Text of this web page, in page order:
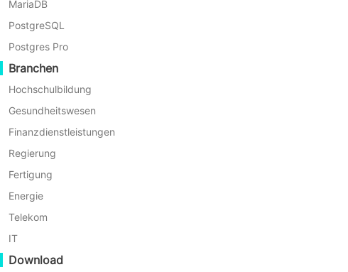
MariaDB
PostgreSQL
Postgres Pro
Branchen
Hochschulbildung
Gesundheitswesen
Finanzdienstleistungen
Regierung
Fertigung
Energie
Telekom
IT
Download
RHV/RHEV vs. oVirt
Bevor Sie oVirt als Alternative zur Virtualisierung auswählen,
Funktionsvergleich erhalten.
Funktion
Hypervisor
Verwaltungsschnittstelle